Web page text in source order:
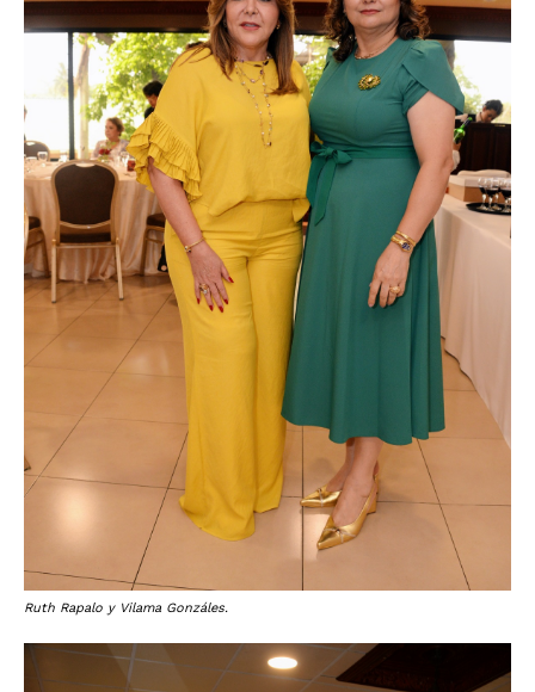
Ruth Rapalo y Vilama Gonzáles.